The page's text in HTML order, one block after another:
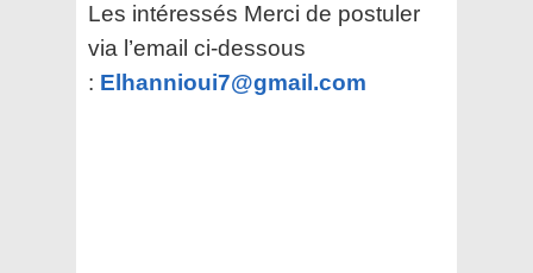
Les intéressés Merci de postuler
via l’email ci-dessous
: Elhannioui7@gmail.com